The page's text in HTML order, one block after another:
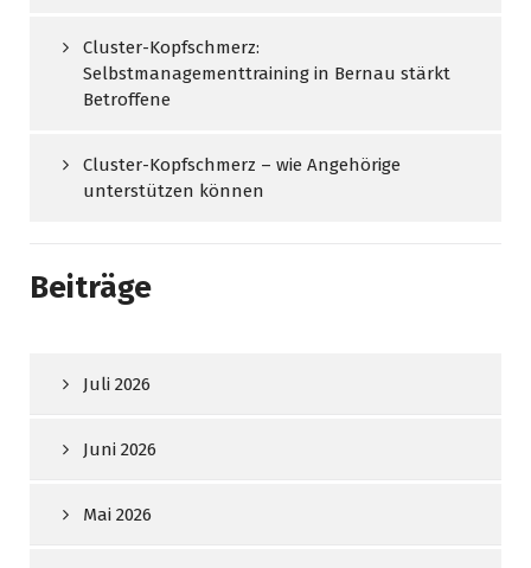
Cluster-Kopfschmerz:
Selbstmanagementtraining in Bernau stärkt
Betroffene
Cluster-Kopfschmerz – wie Angehörige
unterstützen können
Beiträge
Juli 2026
Juni 2026
Mai 2026